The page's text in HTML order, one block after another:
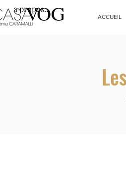
ACCUEIL
a propos…